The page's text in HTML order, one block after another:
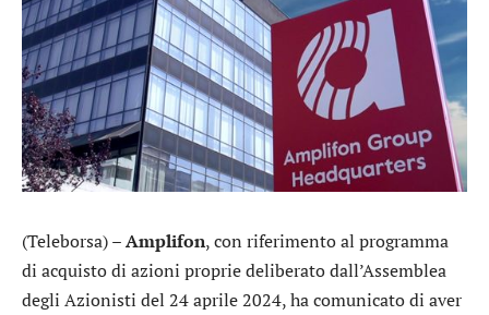
(Teleborsa) –Amplifon, con riferimento al programma
di acquisto di azioni proprie deliberato dall’Assemblea
degli Azionisti del 24 aprile 2024, ha comunicato di aver